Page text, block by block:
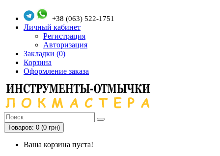
+38 (063) 522-1751
Личный кабинет
Регистрация
Авторизация
Закладки (0)
Корзина
Оформление заказа
Товаров: 0 (0 грн)
Ваша корзина пуста!